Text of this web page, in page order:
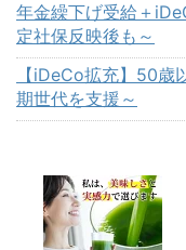
年金繰下げ受給＋
定社保反映後も～
【iDeCo拡充】50歳
期世代を支援～